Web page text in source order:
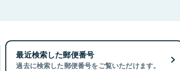
最近検索した郵便番号
過去に検索した郵便番号をご覧いただけます。